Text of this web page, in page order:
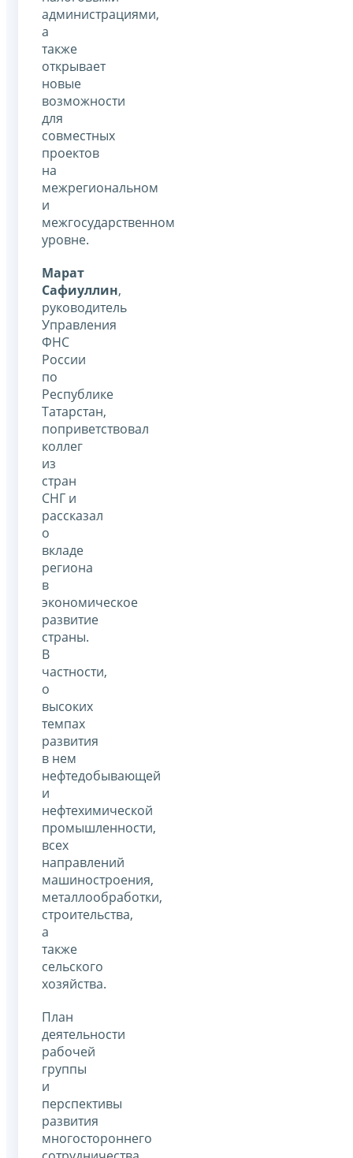
администрациями,
а
также
открывает
новые
возможности
для
совместных
проектов
на
межрегиональном
и
межгосударственном
уровне.
Марат
Сафиуллин,
руководитель
Управления
ФНС
России
по
Республике
Татарстан,
поприветствовал
коллег
из
стран
СНГ и
рассказал
о
вкладе
региона
в
экономическое
развитие
страны.
В
частности,
о
высоких
темпах
развития
в нем
нефтедобывающей
и
нефтехимической
промышленности,
всех
направлений
машиностроения,
металлообработки,
строительства,
а
также
сельского
хозяйства.
План
деятельности
рабочей
группы
и
перспективы
развития
многостороннего